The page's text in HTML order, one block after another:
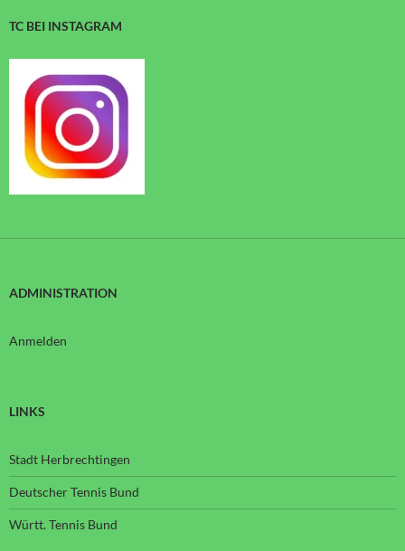
TC BEI INSTAGRAM
ADMINISTRATION
Anmelden
LINKS
Stadt Herbrechtingen
Deutscher Tennis Bund
Württ. Tennis Bund